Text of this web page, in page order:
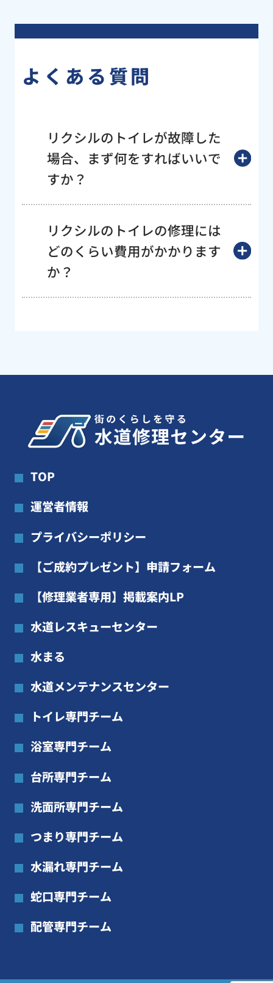
よくある質問
リクシルのトイレが故障した
場合、まず何をすればいいで
すか？
リクシルのトイレの修理には
どのくらい費用がかかります
か？
TOP
運営者情報
プライバシーポリシー
【ご成約プレゼント】申請フォーム
【修理業者専用】掲載案内LP
水道レスキューセンター
水まる
水道メンテナンスセンター
トイレ専門チーム
浴室専門チーム
台所専門チーム
洗面所専門チーム
つまり専門チーム
水漏れ専門チーム
蛇口専門チーム
配管専門チーム